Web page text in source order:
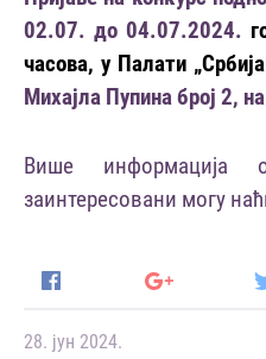
02.07. до 04.07.2024.
часова, у Палати „Србијa
Михајла Пупина број 2,
Више информација
заинтересовани могу
28. јун 2024.